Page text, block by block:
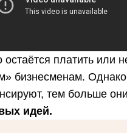
платить или
бизнесменам.
тем больше они
идей.